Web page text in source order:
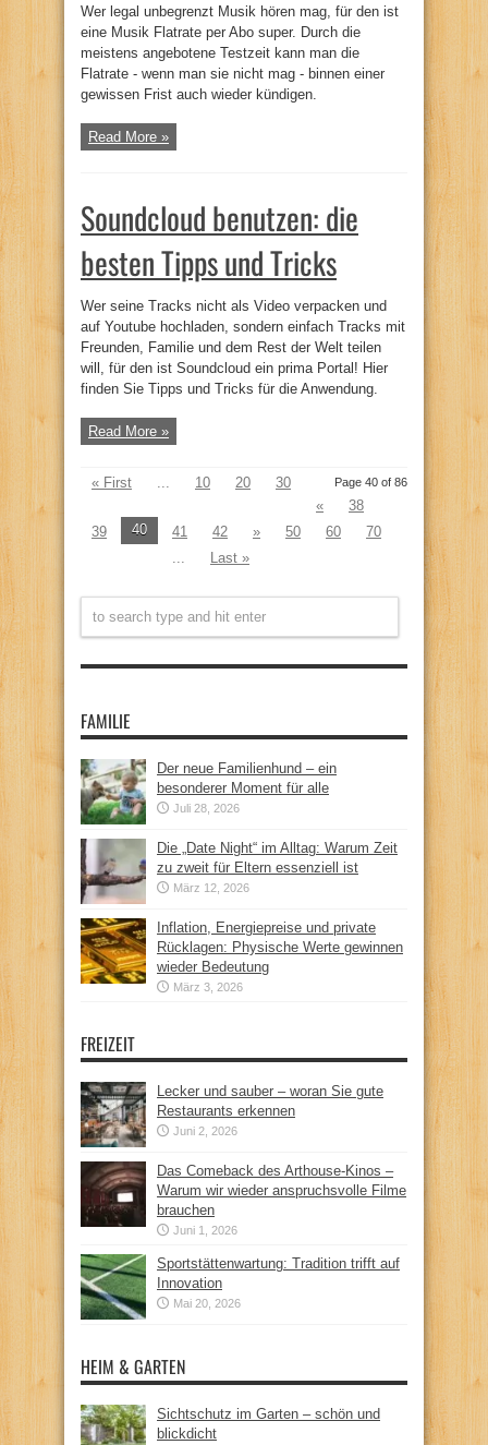
Wer legal unbegrenzt Musik hören mag, für den ist
eine Musik Flatrate per Abo super. Durch die
meistens angebotene Testzeit kann man die
Flatrate - wenn man sie nicht mag - binnen einer
gewissen Frist auch wieder kündigen.
Read More »
Soundcloud benutzen: die
besten Tipps und Tricks
Wer seine Tracks nicht als Video verpacken und
auf Youtube hochladen, sondern einfach Tracks mit
Freunden, Familie und dem Rest der Welt teilen
will, für den ist Soundcloud ein prima Portal! Hier
finden Sie Tipps und Tricks für die Anwendung.
Read More »
Page 40 of 86
« First 10 20
30
«
38
39
40 41 42 » 50 60
70
Last »
FAMILIE
Der neue Familienhund – ein
besonderer Moment für alle
Juli 28, 2026
Die „Date Night“ im Alltag: Warum Zeit
zu zweit für Eltern essenziell ist
März 12, 2026
Inflation, Energiepreise und private
Rücklagen: Physische Werte gewinnen
wieder Bedeutung
März 3, 2026
FREIZEIT
Lecker und sauber – woran Sie gute
Restaurants erkennen
Juni 2, 2026
Das Comeback des Arthouse-Kinos –
Warum wir wieder anspruchsvolle Filme
brauchen
Juni 1, 2026
Sportstättenwartung: Tradition trifft auf
Innovation
Mai 20, 2026
HEIM & GARTEN
Sichtschutz im Garten – schön und
blickdicht